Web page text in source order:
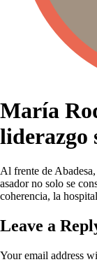
María
liderazgo
Al frente de
asador no solo se
coherencia, la
Leave a
Your email address